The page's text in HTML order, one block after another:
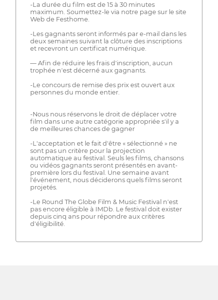
-La durée du film est de 15 à 30 minutes
maximum. Soumettez-le via notre page sur le site
Web de Festhome.
-Les gagnants seront informés par e-mail dans les
deux semaines suivant la clôture des inscriptions
et recevront un certificat numérique.
— Afin de réduire les frais d'inscription, aucun
trophée n'est décerné aux gagnants.
-Le concours de remise des prix est ouvert aux
personnes du monde entier.
-Nous nous réservons le droit de déplacer votre
film dans une autre catégorie appropriée s'il y a
de meilleures chances de gagner
-L'acceptation et le fait d'être « sélectionné » ne
sont pas un critère pour la projection
automatique au festival. Seuls les films, chansons
ou vidéos gagnants seront présentés en avant-
première lors du festival. Une semaine avant
l'événement, nous déciderons quels films seront
projetés.
-Le Round The Globe Film & Music Festival n'est
pas encore éligible à IMDb. Le festival doit exister
depuis cinq ans pour répondre aux critères
d'éligibilité.